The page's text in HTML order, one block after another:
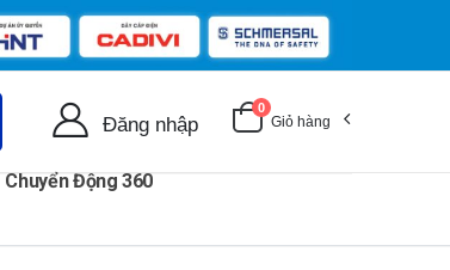
Đăng nhập
0
Giỏ hàng
Chuyển Động 360